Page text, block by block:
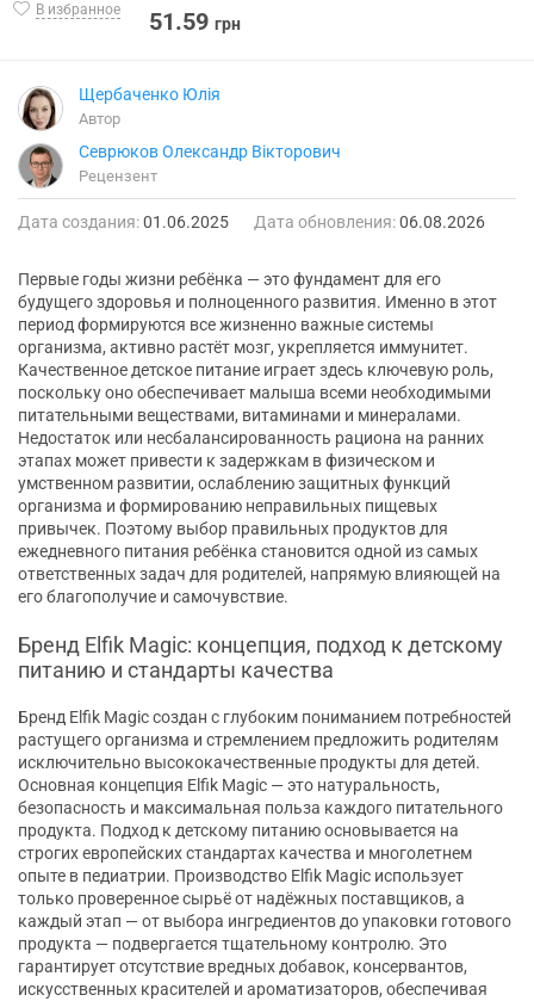
В избранное 51.59 грн
Щербаченко Юлія
Автор
Севрюков Олександр Вікторович
Рецензент
Дата создания:01.06.2025 Дата обновления:06.08.2026
Первые годы жизни ребёнка — это фундамент для его
будущего здоровья и полноценного развития. Именно в этот
период формируются все жизненно важные системы
организма, активно растёт мозг, укрепляется иммунитет.
Качественное детское питание играет здесь ключевую роль,
поскольку оно обеспечивает малыша всеми необходимыми
питательными веществами, витаминами и минералами.
Недостаток или несбалансированность рациона на ранних
этапах может привести к задержкам в физическом и
умственном развитии, ослаблению защитных функций
организма и формированию неправильных пищевых
привычек. Поэтому выбор правильных продуктов для
ежедневного питания ребёнка становится одной из самых
ответственных задач для родителей, напрямую влияющей на
его благополучие и самочувствие.
Бренд Elfik Magic: концепция, подход к детскому
питанию и стандарты качества
Бренд Elfik Magic создан с глубоким пониманием потребностей
растущего организма и стремлением предложить родителям
исключительно высококачественные продукты для детей.
Основная концепция Elfik Magic — это натуральность,
безопасность и максимальная польза каждого питательного
продукта. Подход к детскому питанию основывается на
строгих европейских стандартах качества и многолетнем
опыте в педиатрии. Производство Elfik Magic использует
только проверенное сырьё от надёжных поставщиков, а
каждый этап — от выбора ингредиентов до упаковки готового
продукта — подвергается тщательному контролю. Это
гарантирует отсутствие вредных добавок, консервантов,
искусственных красителей и ароматизаторов, обеспечивая